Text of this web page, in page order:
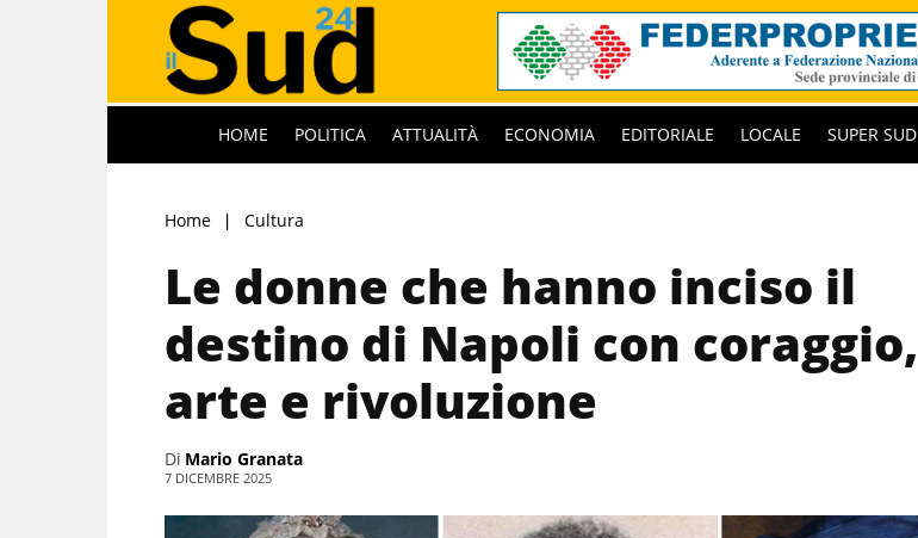
HOME POLITICA ATTUALITÀ ECONOMIA EDITORIALE LOCALE SUPER SUD
Home Cultura
Le donne che hanno inciso il
destino di Napoli con coraggio,
arte e rivoluzione
Di Mario Granata
7 DICEMBRE 2025